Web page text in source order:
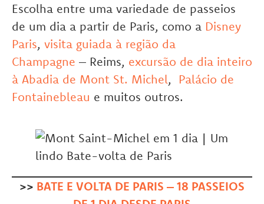
Escolha entre uma variedade de passeios
de um dia a partir de Paris, como a Disney
Paris, visita guiada à região da
Champagne – Reims, excursão de dia inteiro
à Abadia de Mont St. Michel, Palácio de
Fontainebleau e muitos outros.
>> BATE E VOLTA DE PARIS – 18 PASSEIOS